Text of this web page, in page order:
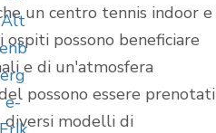
un centro tennis indoor e
ospiti possono beneficiare
e di un'atmosfera
possono essere prenotati
modelli di